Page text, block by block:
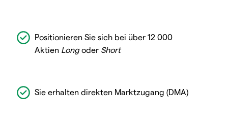
Positionieren Sie sich bei über 12 000
Aktien Longoder Short
Sie erhalten direkten Marktzugang (DMA)